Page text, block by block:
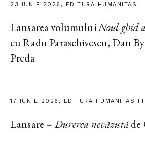
23 IUNIE 2026, EDITURA HUMANITAS
Lansarea volumuluiNoul ghid
cu Radu Paraschivescu, Dan
Preda
17 IUNIE 2026, EDITURA HUMANITAS
Lansare – Durerea nevăzutăde